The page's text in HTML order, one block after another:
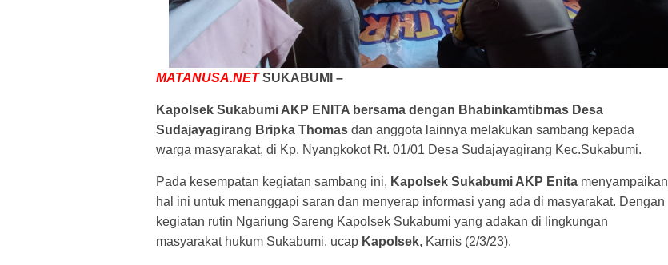
MATANUSA.NETSUKABUMI –
Kapolsek Sukabumi AKP ENITA bersama dengan Bhabinkamtibmas Desa
Sudajayagirang Bripka Thomas dan anggota lainnya melakukan sambang kepada
warga masyarakat, di Kp. Nyangkokot Rt. 01/01 Desa Sudajayagirang Kec.Sukabumi.
Pada kesempatan kegiatan sambang ini, Kapolsek Sukabumi AKP Enita menyampaikan
hal ini untuk menanggapi saran dan menyerap informasi yang ada di masyarakat. Dengan
kegiatan rutin Ngariung Sareng Kapolsek Sukabumi yang adakan di lingkungan
masyarakat hukum Sukabumi, ucap Kapolsek, Kamis (2/3/23).